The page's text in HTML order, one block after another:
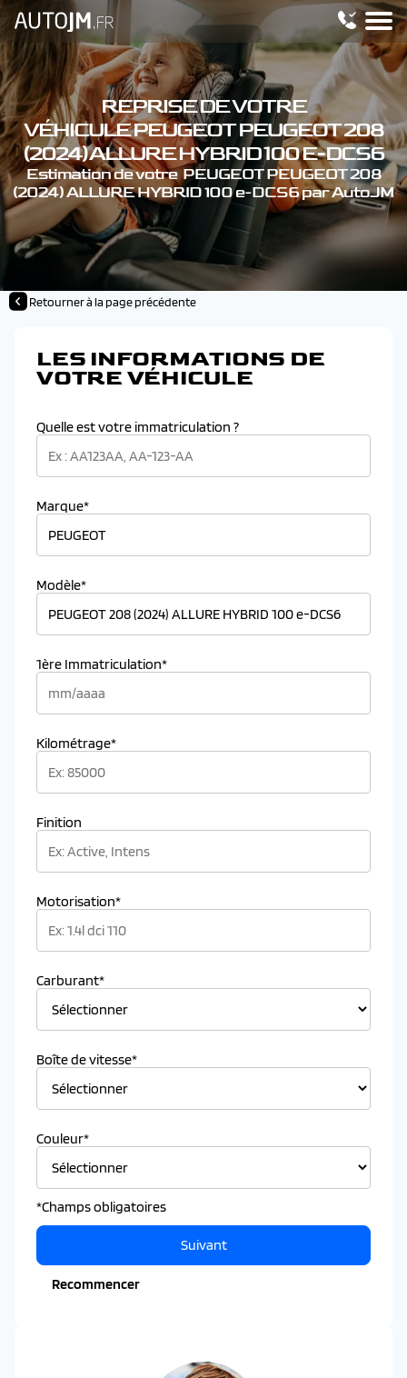
REPRISE DE VOTRE
VÉHICULE PEUGEOT PEUGEOT 208
(2024) ALLURE HYBRID 100 E-DCS6
Estimation de votre PEUGEOT PEUGEOT 208
(2024) ALLURE HYBRID 100 e-DCS6 par AutoJM
Retourner à la page précédente
LES INFORMATIONS DE
VOTRE VÉHICULE
Quelle est votre immatriculation ?
Marque*
Modèle*
1ère Immatriculation*
Kilométrage*
Finition
Motorisation*
Carburant*
Boîte de vitesse*
Couleur*
*Champs obligatoires
Recommencer
Suivant